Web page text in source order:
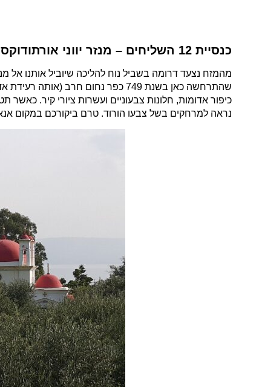
כנסיית 12 השליחים – מנזר יווני אורתודוקסי
מהמזח נצעד דרומה בשביל נוח להליכה שיוביל אותנו אל
כיפור אדומות, חלונות צבעוניים ועשרות ציורי קיר.
נראה למרחקים בשל צבעו הורוד. טרם ביקורכם במקום